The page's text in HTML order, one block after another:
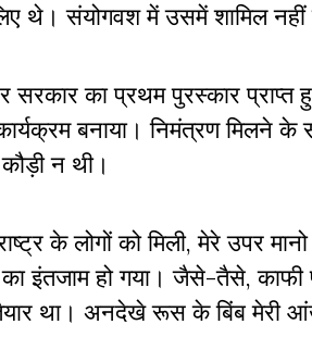
थे। संयोगवश में उसमें शामिल नहीं
सरकार का प्रथम पुरस्कार
बनाया। निमंत्रण मिलने
न थी।
के लोगों को मिली, मेरे उपर
हो गया। जैसे-तैसे, काफी
था। अनदेखे रूस के बिंब मेरी